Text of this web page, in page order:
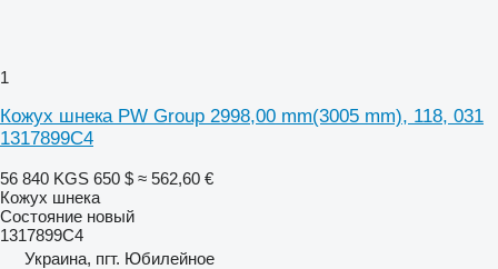
1
Кожух шнека PW Group 2998,00 mm(3005 mm), 118, 031
1317899C4
56 840 KGS 650 $ ≈ 562,60 €
Кожух шнека
Состояние новый
1317899C4
Украина, пгт. Юбилейное